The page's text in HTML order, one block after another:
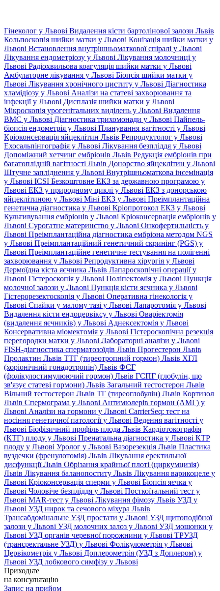
Гінеколог у Львові Видалення кісти бартолінової залози Львів
Кольпоскопія шийки матки у Львові Конізація шийки матки у
Львові Встановлення внутрішньоматкової спіралі у Львові
Лікування ендометріозу у Львові Лікування молочниці у
Львові Радіохвильова коагуляція шийки матки у Львові
Амбулаторне лікування у Львові Біопсія шийки матки у
Львові Лікування хронічного циститу у Львові Діагностика
хламідіозу у Львові Аналізи на статеві захворювання та
інфекції у Львові Дисплазія шийки матки у Львові
Мікроскопія урогенітальних виділень у Львові Видалення
ВМС у Львові Діагностика трихомонади у Львові Пайпель-
біопсія ендометрія у Львові Планування вагітності у Львові
Кріоконсервація яйцеклітин Львів Репродуктолог у Львові
Ехосальпінгографія у Львові Лікування безпліддя у Львові
Допоміжний хетчинг ембріонів Львів Редукція ембріонів при
багатоплідній вагітності Львів Донорство яйцеклітин у Львові
Штучне запліднення у Львові Внутрішньоматкова інсемінація
у Львові ICSI Безкоштовне ЕКЗ за державною програмою у
Львові ЕКЗ у природному циклі у Львові ЕКЗ з донорською
яйцеклітиною у Львові Міні ЕКЗ у Львові Преімплантаційна
генетична діагностика у Львові Кріопротокол ЕКЗ у Львові
Культивування ембріонів у Львові Кріоконсервація ембріонів у
Львові Сурогатне материнство у Львові Онкофертильність у
Львові Преімплантаційна діагностика ембріона методом NGS
у Львові Преімплантаційний генетичний скринінг (PGS) у
Львові Преімплантаційне генетичне тестування на полігенні
захворювання у Львові Репродуктивна хірургія у Львові
Дермоїдна кіста яєчника Львів Лапароскопічні операції у
Львові Гістероскопія у Львові Поліпектомія у Львові Пункція
молочної залози у Львові Пункція кісти яєчника у Львові
Гістерорезектоскопія у Львові Оперативна гінекологія у
Львові Спайки у малому тазі у Львові Лапаротомія у Львові
Видалення кісти ендоцервіксу у Львові Оваріектомія
(видалення яєчників) у Львові Аднексектомія у Львові
Консервативна міомектомія у Львові Гістероскопічна резекція
перегородки матки у Львові Лабораторні аналізи у Львові
FISH-діагностика сперматозоїдів Львів Прогестерон Львів
Пролактин Львів ТТГ (тиреотропний гормон) Львів ХГЛ
(хоріонічний гонадотропін) Львів ФСГ
(фолікулостимулюючий гормон) Львів ГСПГ (глобулін, що
зв'язує статеві гормони) Львів Загальний тестостерон Львів
Вільний тестостерон Львів ТГ (тиреоглобулін) Львів Кортизол
Львів Спермограма у Львові Антимюлерів гормон (АМГ) у
Львові Аналізи на гормони у Львові CarrierSeq: тест на
носіння генетичної патології у Львові Ведення вагітності у
Львові Біофізичний профіль плода Львів Кардіотокографія
(КТГ) плоду у Львові Пренатальна діагностика у Львові КТР
плоду у Львові Уролог у Львові Вазорезекція Львів Пластика
вуздечки (френулотомія) Львів Лікування еректильної
дисфункції Львів Обрізання крайньої плоті (циркумцизія)
Львів Лікування баланопоститу Львів Лікування варикоцеле у
Львові Кріоконсервація сперми у Львові Біопсія яєчка у
Львові Чоловіче безпліддя у Львові Посткоїтальний тест у
Львові MAR-тест у Львові Лікування фімозу Львів УЗД у
Львові УЗД нирок та сечового міхура Львів
Трансабдомінальне УЗД простати у Львові УЗД щитоподібної
залози у Львові УЗД молочних залоз у Львові УЗД мошонки у
Львові УЗД органів черевної порожнини у Львові ТРУЗД
(трансректальне УЗД) у Львові Фолікулометрія у Львові
Цервікометрія у Львові Доплерометрія (УЗД з Доплером) у
Львові УЗД лобкового симфізу у Львові
Приходьте
на консультацію
Запис на прийом